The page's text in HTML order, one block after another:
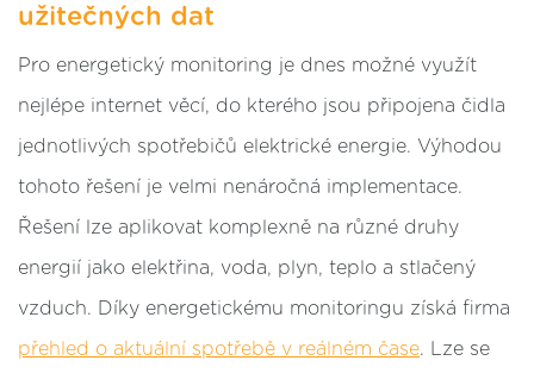
užitečných dat
Pro energetický monitoring je dnes možné využít
nejlépe internet věcí, do kterého jsou připojena čidla
jednotlivých spotřebičů elektrické energie. Výhodou
tohoto řešení je velmi nenáročná implementace.
Řešení lze aplikovat komplexně na různé druhy
energií jako elektřina, voda, plyn, teplo a stlačený
vzduch. Díky energetickému monitoringu získá firma
přehled o aktuální spotřebě v reálném čase. Lze se